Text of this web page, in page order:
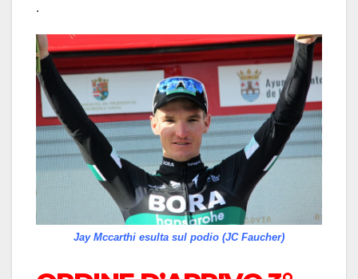
.
Jay Mccarthi esulta sul podio (JC Faucher)